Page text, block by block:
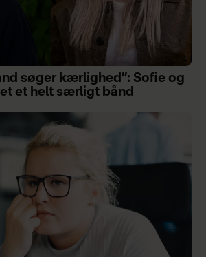
søger kærlighed”: Sofie og
et helt særligt bånd